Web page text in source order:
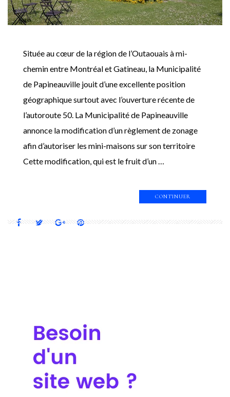
Située au cœur de la région de l’Outaouais à mi-
chemin entre Montréal et Gatineau, la Municipalité
de Papineauville jouit d’une excellente position
géographique surtout avec l’ouverture récente de
l’autoroute 50. La Municipalité de Papineauville
annonce la modification d’un règlement de zonage
afin d’autoriser les mini-maisons sur son territoire
Cette modification, qui est le fruit d’un …
CONTINUER